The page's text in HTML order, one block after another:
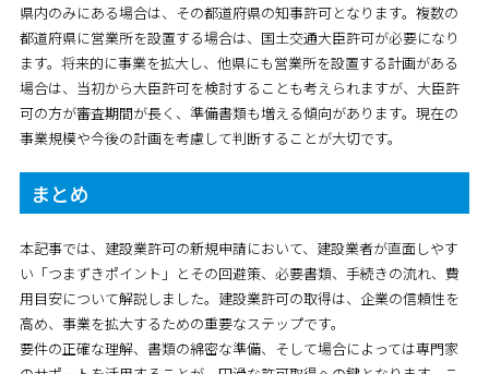
県内のみにある場合は、その都道府県の知事許可となります。複数の
都道府県に営業所を設置する場合は、国土交通大臣許可が必要になり
ます。将来的に事業を拡大し、他県にも営業所を設置する計画がある
場合は、当初から大臣許可を検討することも考えられますが、大臣許
可の方が審査期間が長く、準備書類も増える傾向があります。現在の
事業規模や今後の計画を考慮して判断することが大切です。
まとめ
本記事では、建設業許可の新規申請において、建設業者が直面しやす
い「つまずきポイント」とその回避策、必要書類、手続きの流れ、費
用目安について解説しました。建設業許可の取得は、企業の信頼性を
高め、事業を拡大するための重要なステップです。
要件の正確な理解、書類の綿密な準備、そして場合によっては専門家